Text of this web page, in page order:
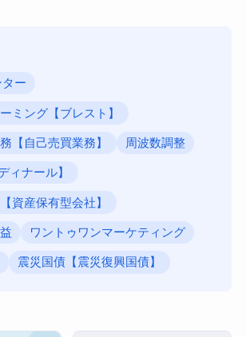
ー
ミング【ブレスト】
【自己売買業務】 周波数調整
ィナール】
資産保有型会社】
ワントゥワンマーケティング
震災国債【震災復興国債】